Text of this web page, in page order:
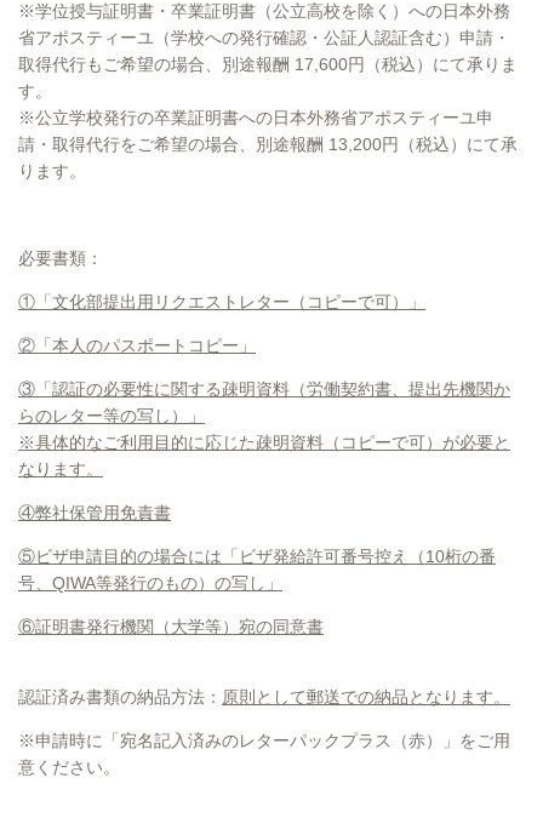
※学位授与証明書・卒業証明書（公立高校を除く）への日本外務
省アポスティーユ（学校への発行確認・公証人認証含む）申請・
取得代行もご希望の場合、別途報酬 17,600円（税込）にて承りま
す。
※公立学校発行の卒業証明書への日本外務省アポスティーユ申
請・取得代行をご希望の場合、別途報酬 13,200円（税込）にて承
ります。
必要書類：
①「文化部提出用リクエストレター（コピーで可）」
②「本人のパスポートコピー」
③「認証の必要性に関する疎明資料（労働契約書、提出先機関か
らのレター等の写し）」
※具体的なご利用目的に応じた疎明資料（コピーで可）が必要と
なります。
④弊社保管用免責書
⑤ビザ申請目的の場合には「ビザ発給許可番号控え（10桁の番
号、QIWA等発行のもの）の写し」
⑥証明書発行機関（大学等）宛の同意書
認証済み書類の納品方法： 原則として郵送での納品となります。
※申請時に「宛名記入済みのレターパックプラス（赤）」をご用
意ください。